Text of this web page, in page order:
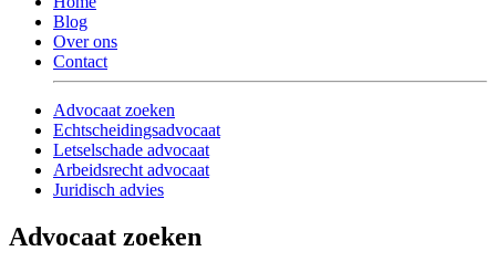
Blog
Over ons
Contact
Advocaat zoeken
Echtscheidingsadvocaat
Letselschade advocaat
Arbeidsrecht advocaat
Juridisch advies
Advocaat zoeken